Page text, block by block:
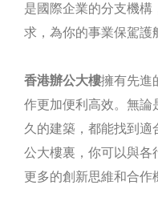
是國際企業的分支機構
求，為你的事業保駕護
香港辦公大樓擁有先進
作更加便利高效。無論
久的建築，都能找到
公大樓裏，你可以與各
更多的創新思維和合作